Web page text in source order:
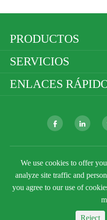
PRODUCTOS
SERVICIOS
ENLACES
 
Derechos DE AUTOR ©
LimitedTodos los
Sitemap
Política de
We use cookies to offer
analyze site traffic and
you agree to our use of
Reject